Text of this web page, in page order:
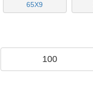
65X9
SEÑALIZADOR
CABLE